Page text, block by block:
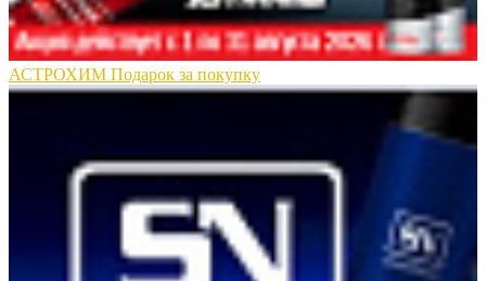
АСТРОХИМ Подарок за покупку